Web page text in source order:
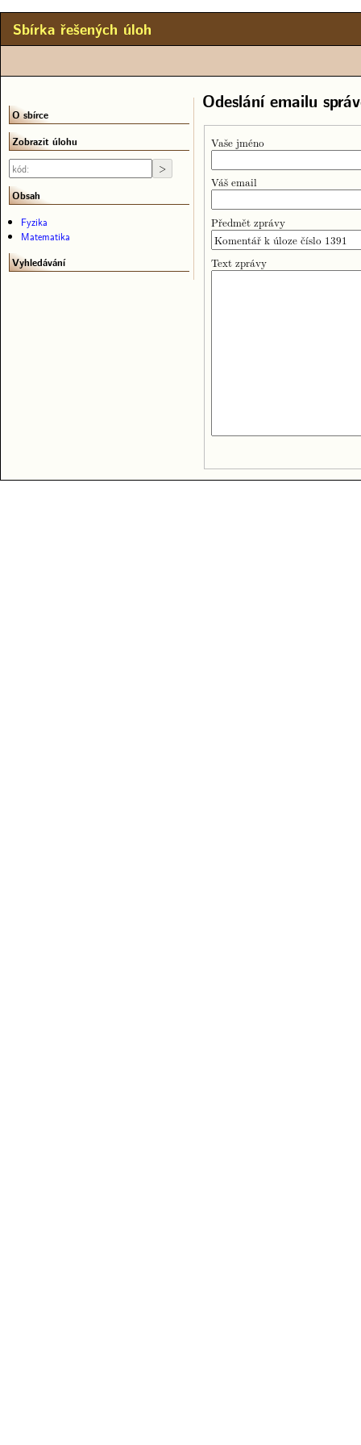
Sbírka řešených úloh
Odeslání emailu
Vaše jméno
Váš email
Předmět zprávy
Text zprávy
O sbírce
Zobrazit úlohu
Obsah
Fyzika
Matematika
Vyhledávání